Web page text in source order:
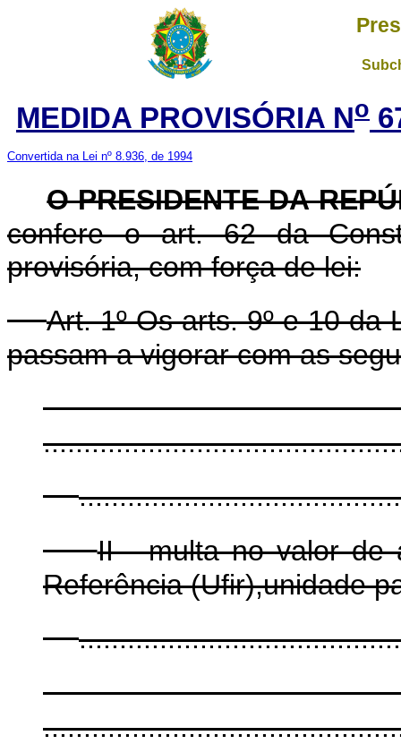
MEDIDA PROVISÓRIA No
Convertida na Lei nº 8.936, de 1994
O PRESIDENTE DA
confere o art. 62 da
provisória, com força de lei:
Art. 1º Os arts. 9º e 10 da
passam a vigorar com as
II - multa no valor de
Referência (Ufir),unidade